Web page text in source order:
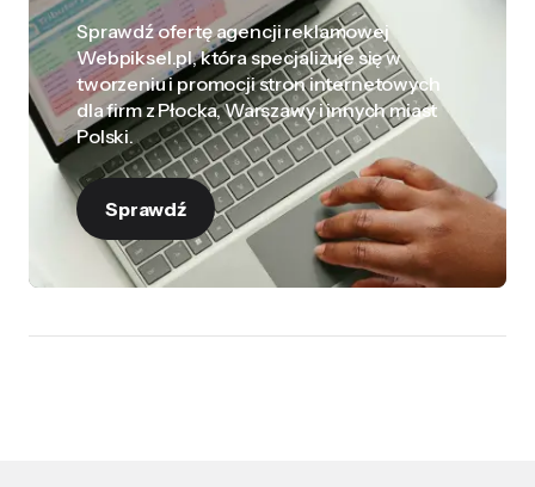
Sprawdź ofertę agencji reklamowej
Webpiksel.pl, która specjalizuje się w
tworzeniu i promocji stron internetowych
dla firm z Płocka, Warszawy i innych miast
Polski.
Sprawdź